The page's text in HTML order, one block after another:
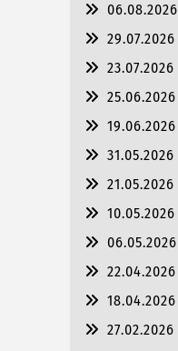
06.08.2026
29.07.2026
23.07.2026
25.06.2026
19.06.2026
31.05.2026
21.05.2026
10.05.2026
06.05.2026
22.04.2026
18.04.2026
27.02.2026